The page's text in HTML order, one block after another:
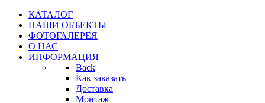
КАТАЛОГ
НАШИ ОБЪЕКТЫ
ФОТОГАЛЕРЕЯ
О НАС
ИНФОРМАЦИЯ
Back
Как заказать
Доставка
Монтаж